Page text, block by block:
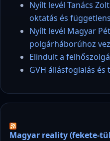
Nyílt levél Tanács
oktatás és
Nyílt levél Magyar
polgárháborúhoz
Elindult a
GVH állásfoglalás és
Magyar reality (fekete-